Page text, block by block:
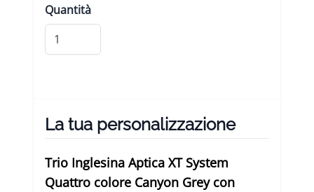
Quantità
La tua personalizzazione
Trio Inglesina Aptica XT System
Quattro colore Canyon Grey con